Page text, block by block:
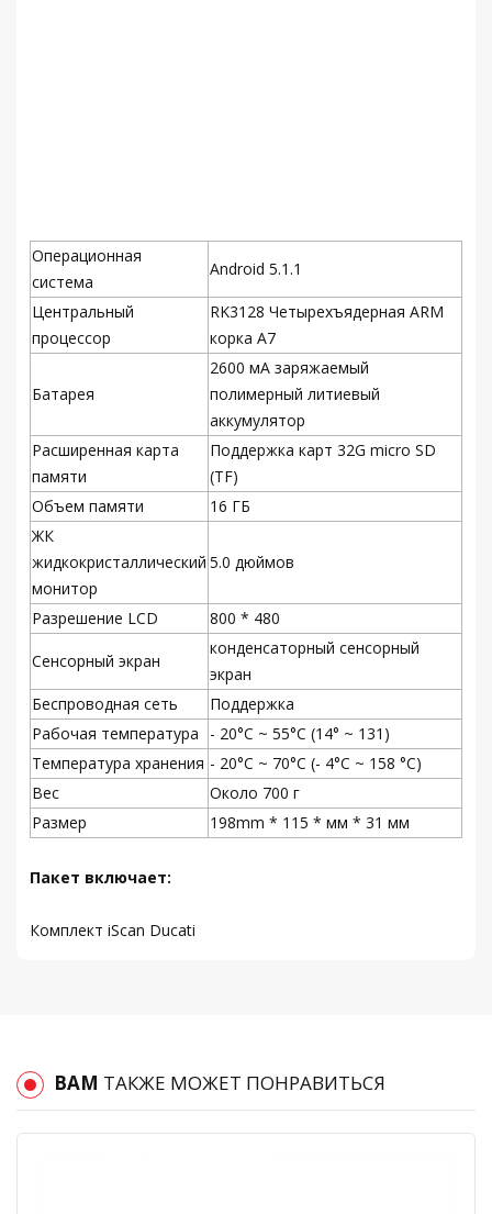
Операционная
система
Android 5.1.1
Центральный
процессор
RK3128 Четырехъядерная ARM
корка A7
Батарея
2600 мА заряжаемый
полимерный литиевый
аккумулятор
Расширенная карта
памяти
Поддержка карт 32G micro SD
(TF)
Объем памяти
16 ГБ
ЖК
жидкокристаллический
монитор
5.0 дюймов
Разрешение LCD 800 * 480
Сенсорный экран
конденсаторный сенсорный
экран
Беспроводная сеть
Поддержка
Рабочая температура
- 20°C ~ 55°C (14° ~ 131)
Температура хранения - 20°С ~ 70°С (- 4°С ~ 158 °С)
Вес
Около 700 г
Размер
198mm * 115 * мм * 31 мм
Пакет включает:
Комплект iScan Ducati
ВАМ ТАКЖЕ МОЖЕТ ПОНРАВИТЬСЯ